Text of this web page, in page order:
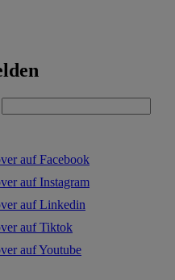
auf Facebook
auf Instagram
auf Linkedin
auf Tiktok
auf Youtube